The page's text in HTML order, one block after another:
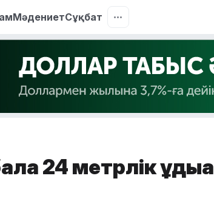
МәдениетСұқбат
24 метрлік құдыққа